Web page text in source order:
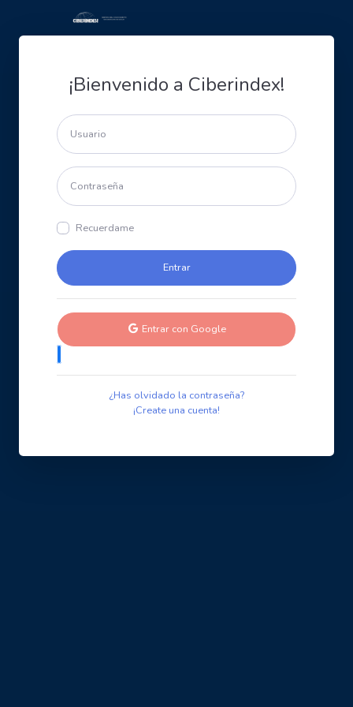
¡Bienvenido a Ciberindex!
Recuerdame
Entrar con Google
¿Has olvidado la contraseña?
¡Create una cuenta!